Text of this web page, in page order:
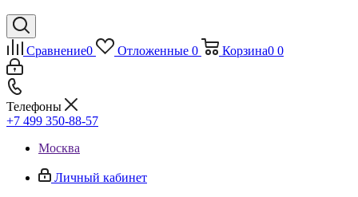
Сравнение0 Отложенные 0 Корзина0 0
Телефоны
+7 499 350-88-57
Москва
Личный кабинет